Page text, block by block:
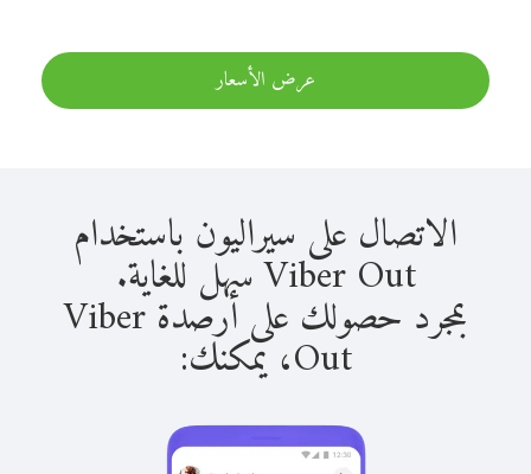
عرض الأسعار
الاتصال على سيراليون باستخدام
Viber Out سهل للغاية.
بمجرد حصولك على أرصدة Viber
Out، يمكنك: